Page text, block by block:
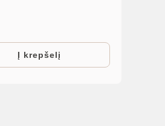
Į krepšelį